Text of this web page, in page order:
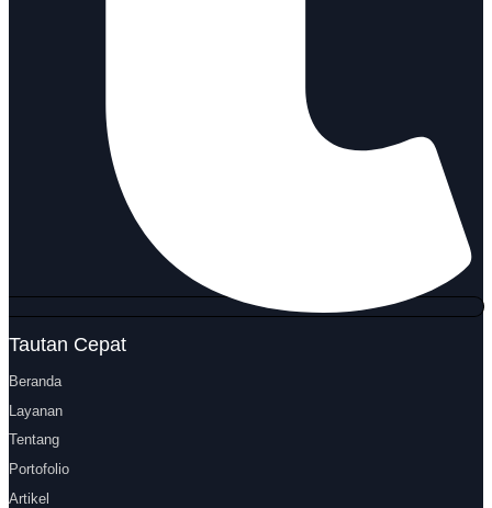
Tautan Cepat
Beranda
Layanan
Tentang
Portofolio
Artikel